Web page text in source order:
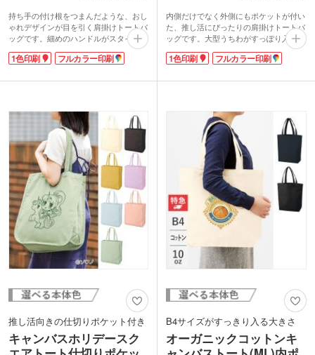
持ち手の付け根をつまんだような、おし
ゃれデザインが目を引く肩掛けトートバ
ッグです。細めのハンドルがスタイリッ
シュな印象で、ひと味違った推し活バッ
グをお探しの方にぴったり！もちろん大
めなので、荷物をなるべくスッキリ持ち
ス生地です。
バッグ表面に1色・フルカラーでプリン
トできます。ライブやイベントの物販
品、アパレルショップやグッズショップ
の販促ノベルティなどにいかがでしょう
か。
1色印刷 フルカラー印刷
内側だけでなく外側にもポケットが付い
た、推し活にぴったりの肩掛けトートバ
ッグです。大型うちわがすっぽり入るサ
イズ感で、ライブグッズもたっぷり収納
できます。持ち手の根元にはキーホルダ
した10オンスのキャンバス生地で、長く
ーでプリント可能です。アーティスト名
やイベントロゴを印刷するだけで、SNS
映え間違いなしのオリジナルグッズが簡
単に制作できます。ライブの物販品や、
グッズショップの購入特典ノベルティな
どにおすすめです。
1色印刷 フルカラー印刷
推し活向きの仕切りポケット付き
キャンバスホリデースク
B4サイズがすっきり入る大きさ
オーガニックコットンキ